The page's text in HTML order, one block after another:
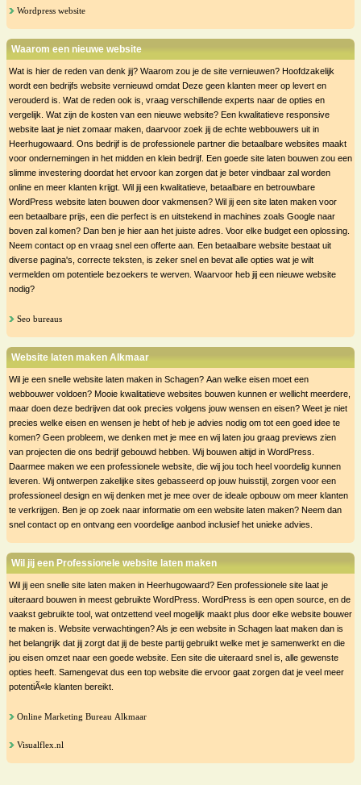
Wordpress website
Waarom een nieuwe website
Wat is hier de reden van denk jij? Waarom zou je de site vernieuwen? Hoofdzakelijk
wordt een bedrijfs website vernieuwd omdat Deze geen klanten meer op levert en
verouderd is. Wat de reden ook is, vraag verschillende experts naar de opties en
vergelijk. Wat zijn de kosten van een nieuwe website? Een kwalitatieve responsive
website laat je niet zomaar maken, daarvoor zoek jij de echte webbouwers uit in
Heerhugowaard. Ons bedrijf is de professionele partner die betaalbare websites maakt
voor ondernemingen in het midden en klein bedrijf. Een goede site laten bouwen zou een
slimme investering doordat het ervoor kan zorgen dat je beter vindbaar zal worden
online en meer klanten krijgt. Wil jij een kwalitatieve, betaalbare en betrouwbare
WordPress website laten bouwen door vakmensen? Wil jij een site laten maken voor
een betaalbare prijs, een die perfect is en uitstekend in machines zoals Google naar
boven zal komen? Dan ben je hier aan het juiste adres. Voor elke budget een oplossing.
Neem contact op en vraag snel een offerte aan. Een betaalbare website bestaat uit
diverse pagina's, correcte teksten, is zeker snel en bevat alle opties wat je wilt
vermelden om potentiele bezoekers te werven. Waarvoor heb jij een nieuwe website
nodig?
Seo bureaus
Website laten maken Alkmaar
Wil je een snelle website laten maken in Schagen? Aan welke eisen moet een
webbouwer voldoen? Mooie kwalitatieve websites bouwen kunnen er wellicht meerdere,
maar doen deze bedrijven dat ook precies volgens jouw wensen en eisen? Weet je niet
precies welke eisen en wensen je hebt of heb je advies nodig om tot een goed idee te
komen? Geen probleem, we denken met je mee en wij laten jou graag previews zien
van projecten die ons bedrijf gebouwd hebben. Wij bouwen altijd in WordPress.
Daarmee maken we een professionele website, die wij jou toch heel voordelig kunnen
leveren. Wij ontwerpen zakelijke sites gebasseerd op jouw huisstijl, zorgen voor een
professioneel design en wij denken met je mee over de ideale opbouw om meer klanten
te verkrijgen. Ben je op zoek naar informatie om een website laten maken? Neem dan
snel contact op en ontvang een voordelige aanbod inclusief het unieke advies.
Wil jij een Professionele website laten maken
Wil jij een snelle site laten maken in Heerhugowaard? Een professionele site laat je
uiteraard bouwen in meest gebruikte WordPress. WordPress is een open source, en de
vaakst gebruikte tool, wat ontzettend veel mogelijk maakt plus door elke website bouwer
te maken is. Website verwachtingen? Als je een website in Schagen laat maken dan is
het belangrijk dat jij zorgt dat jij de beste partij gebruikt welke met je samenwerkt en die
jou eisen omzet naar een goede website. Een site die uiteraard snel is, alle gewenste
opties heeft. Samengevat dus een top website die ervoor gaat zorgen dat je veel meer
potentiÃ«le klanten bereikt.
Online Marketing Bureau Alkmaar
Visualflex.nl